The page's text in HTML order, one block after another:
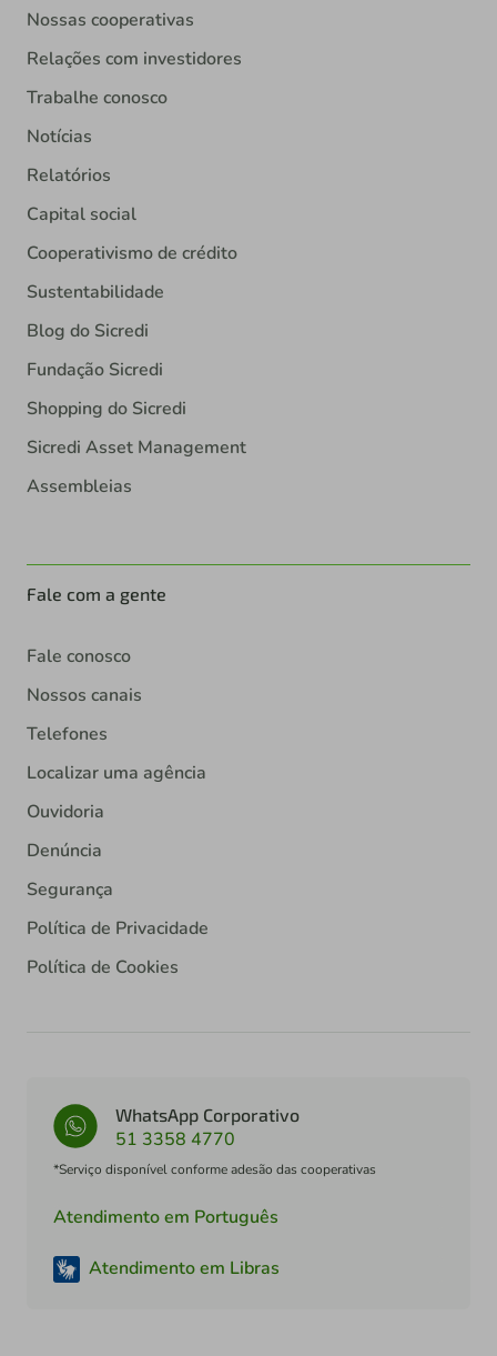
Nossas cooperativas
Relações com investidores
Trabalhe conosco
Notícias
Relatórios
Capital social
Cooperativismo de crédito
Sustentabilidade
Blog do Sicredi
Fundação Sicredi
Shopping do Sicredi
Sicredi Asset Management
Assembleias
Fale com a gente
Fale conosco
Nossos canais
Telefones
Localizar uma agência
Ouvidoria
Denúncia
Segurança
Política de Privacidade
Política de Cookies
WhatsApp Corporativo
51 3358 4770
*Serviço disponível conforme adesão das cooperativas
Atendimento em Português
Atendimento em Libras